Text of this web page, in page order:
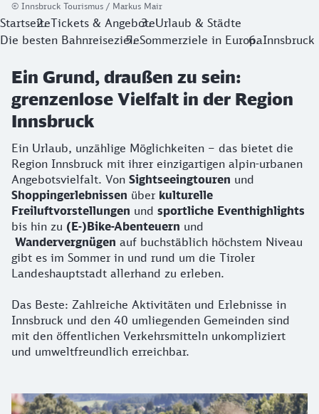
© Innsbruck Tourismus / Markus Mair
StartseiteTickets & AngeboteUrlaub & Städte
Die besten BahnreisezieleSommerziele in EuropaInnsbruck
Ein Grund, draußen zu sein:
grenzenlose Vielfalt in der Region
Innsbruck
Ein Urlaub, unzählige Möglichkeiten – das bietet die
Region Innsbruck mit ihrer einzigartigen alpin-urbanen
Angebotsvielfalt. Von Sightseeingtouren und
Shoppingerlebnissen über kulturelle
Freiluftvorstellungen und sportliche Eventhighlights
bis hin zu (E-)Bike-Abenteuern und
Wandervergnügen auf buchstäblich höchstem Niveau
gibt es im Sommer in und rund um die Tiroler
Landeshauptstadt allerhand zu erleben.
Das Beste: Zahlreiche Aktivitäten und Erlebnisse in
Innsbruck und den 40 umliegenden Gemeinden sind
mit den öffentlichen Verkehrsmitteln unkompliziert
und umweltfreundlich erreichbar.